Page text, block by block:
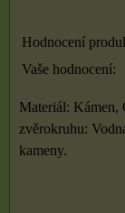
Hodnocení
Vaše hodnocení:
Materiál: Kámen,
zvěrokruhu:
kameny.